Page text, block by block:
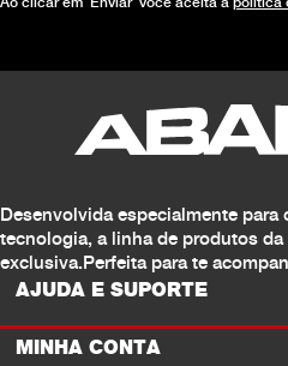
Desenvolvida especialmente para
tecnologia, a linha de produtos
exclusiva.Perfeita para te
AJUDA E SUPORTE
MINHA CONTA